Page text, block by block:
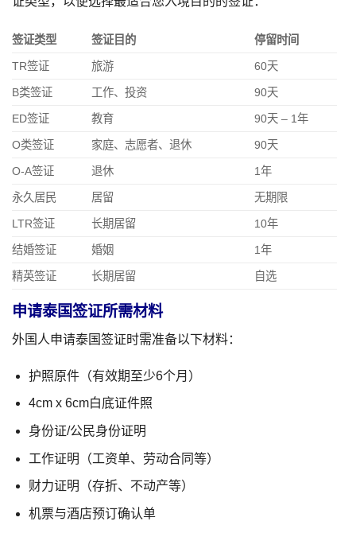
签证类型 签证目的 停留时间
TR签证 旅游 60天
B类签证 工作、投资 90天
ED签证 教育 90天 – 1年
O类签证 家庭、志愿者、退休 90天
O-A签证 退休 1年
永久居民 居留 无期限
LTR签证 长期居留 10年
结婚签证 婚姻 1年
精英签证 长期居留 自选
申请泰国签证所需材料
外国人申请泰国签证时需准备以下材料：
护照原件（有效期至少6个月）
4cm x 6cm白底证件照
身份证/公民身份证明
工作证明（工资单、劳动合同等）
财力证明（存折、不动产等）
机票与酒店预订确认单